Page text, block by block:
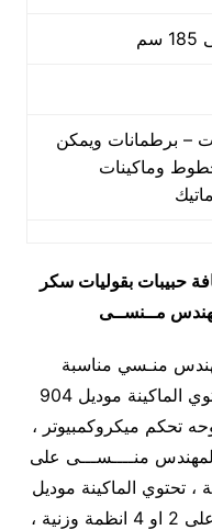
– برطمانات ويمكن
وماكينات
حبيبات بقوليات سكر
904 ماركة المهندس منـسي مناسبة
للتعبئة الوزنية للحبوب والبودر ، تحتوي الماكينة موديل 904
تحكم ميكروكمبيوتر ،
موديل 904 ماركة المهندس منــــســـى على
، تحتوي الماكينة موديل
904 ماركة المهندس منـــســـــى على 2 او 4 انظمة وزنية ،